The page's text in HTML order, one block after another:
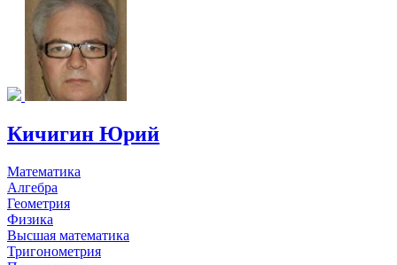
Кичигин Юрий
Математика
Алгебра
Геометрия
Физика
Высшая математика
Тригонометрия